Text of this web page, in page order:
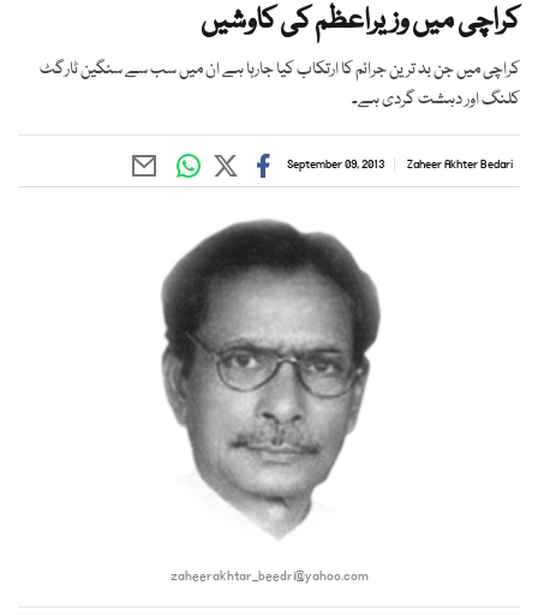
کراچی میں وزیراعظم کی کاوشیں
کراچی میں جن بد ترین جرائم کا ارتکاب کیا جارہا ہے ان میں سب سے سنگین ٹارگٹ
کلنگ اور دہشت گردی ہے۔
Zaheer Akhter Bedari
September 09, 2013
zaheerakhtar_beedri@yahoo.com